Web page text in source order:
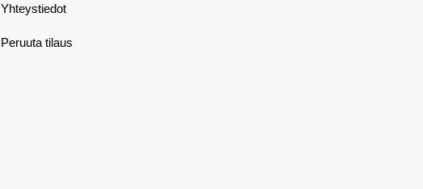
Yhteystiedot
Peruuta tilaus